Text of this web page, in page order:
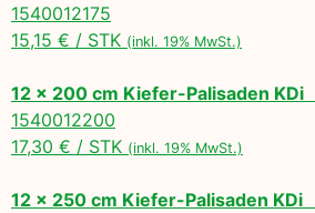
1540012175
15,15 € / STK (inkl. 19% MwSt.)
12 x 200 cm Kiefer-Palisaden KDi
1540012200
17,30 € / STK (inkl. 19% MwSt.)
12 x 250 cm Kiefer-Palisaden KDi